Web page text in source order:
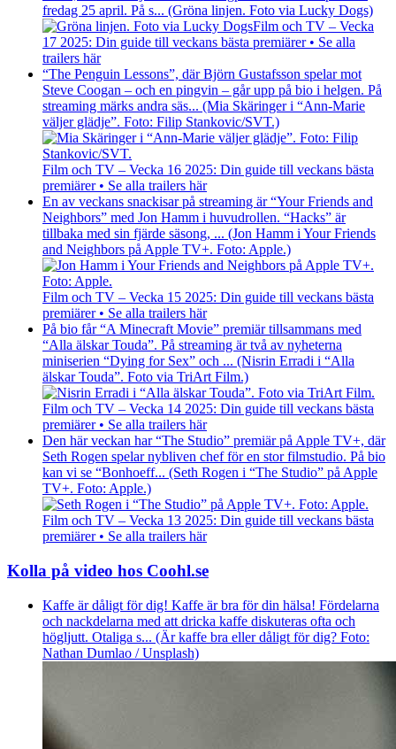
fredag 25 april. På s... (Gröna linjen. Foto via Lucky Dogs)
Film och TV – Vecka
17 2025: Din guide till veckans bästa premiärer • Se alla
trailers här
“The Penguin Lessons”, där Björn Gustafsson spelar mot
Steve Coogan – och en pingvin – går upp på bio i helgen. På
streaming märks andra säs... (Mia Skäringer i “Ann-Marie
väljer glädje”. Foto: Filip Stankovic/SVT.)
Film och TV – Vecka 16 2025: Din guide till veckans bästa
premiärer • Se alla trailers här
En av veckans snackisar på streaming är “Your Friends and
Neighbors” med Jon Hamm i huvudrollen. “Hacks” är
tillbaka med sin fjärde säsong, ... (Jon Hamm i Your Friends
and Neighbors på Apple TV+. Foto: Apple.)
Film och TV – Vecka 15 2025: Din guide till veckans bästa
premiärer • Se alla trailers här
På bio får “A Minecraft Movie” premiär tillsammans med
“Alla älskar Touda”. På streaming är två av nyheterna
miniserien “Dying for Sex” och ... (Nisrin Erradi i “Alla
älskar Touda”. Foto via TriArt Film.)
Film och TV – Vecka 14 2025: Din guide till veckans bästa
premiärer • Se alla trailers här
Den här veckan har “The Studio” premiär på Apple TV+, där
Seth Rogen spelar nybliven chef för en stor filmstudio. På bio
kan vi se “Bonhoeff... (Seth Rogen i “The Studio” på Apple
TV+. Foto: Apple.)
Film och TV – Vecka 13 2025: Din guide till veckans bästa
premiärer • Se alla trailers här
Kolla på video hos Coohl.se
Kaffe är dåligt för dig! Kaffe är bra för din hälsa! Fördelarna
och nackdelarna med att dricka kaffe diskuteras ofta och
högljutt. Otaliga s... (Är kaffe bra eller dåligt för dig? Foto:
Nathan Dumlao / Unsplash)